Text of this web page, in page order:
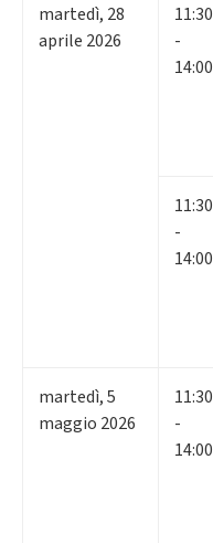
martedì, 28
aprile 2026
11:30
-
14:00
11:30
-
14:00
martedì,5
maggio 2026
11:30
-
14:00